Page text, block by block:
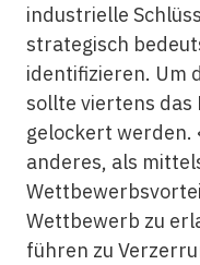
industrielle
strategisch
identifizieren. Um
sollte viertens das
gelockert werden.
anderes, als
Wettbewerb zu
führen zu